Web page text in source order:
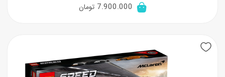
7.900.000 تومان